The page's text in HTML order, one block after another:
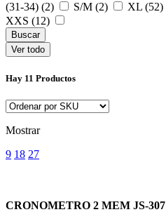
(31-34) (2)
S/M (2) XL (52)
XXS (12)
Ver todo
Hay 11 Productos
Mostrar
9 18 27
CRONOMETRO 2 MEM JS-307